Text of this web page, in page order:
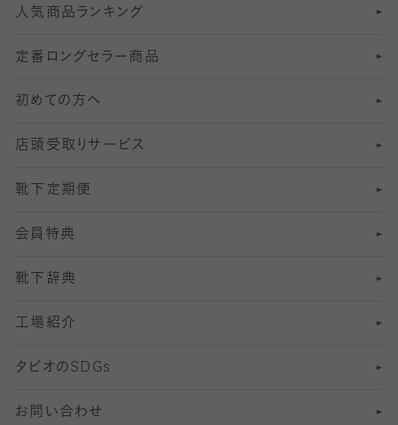
211デニールタイツ以上（防寒・厚手タイツ）
6 分丈レギンス
7 分丈 レギンス
8 分丈 レギンス
10分丈 レギンス
12分丈レギンス
13分丈レギンス
オールスルーストッキング
冠婚葬祭向けソックス・靴下
スーツカジュアルソックス・靴下
ロングホーズ
ゴルフソックス・靴下
サッカー・フットサル用ソックス
ヨガソックス・靴下
スポーツ用レッグウォーマー
SSサイズ（21～23cm）
Sサイズ（22～25cm）
Mサイズ（25～27cm）
Lサイズ（27～29cm）
インナーソックス
加圧・着圧ソックス
冷えとり靴下
着圧・加圧タイツ
むくみ対策
足の疲れ対策
足の臭い対策
冷え対策
靴ずれ対策
快適な睡眠対策
人気商品ランキング
定番ロングセラー商品
初めての方へ
店頭受取りサービス
靴下定期便
会員特典
靴下辞典
工場紹介
タビオのSDGs
お問い合わせ